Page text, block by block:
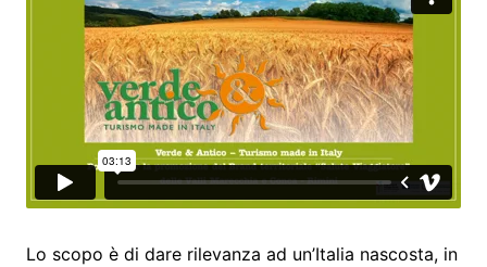
Lo scopo è di dare rilevanza ad un’Italia nascosta, in